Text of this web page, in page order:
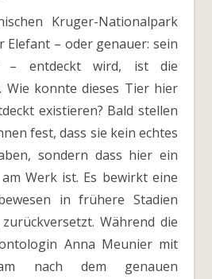
Elefant – oder genauer: sein
– entdeckt wird, ist die
Wie konnte dieses Tier hier
existieren? Bald stellen
fest, dass sie kein echtes
sondern dass hier ein
Werk ist. Es bewirkt eine
in frühere Stadien
Während die
Anna Meunier mit
nach dem genauen